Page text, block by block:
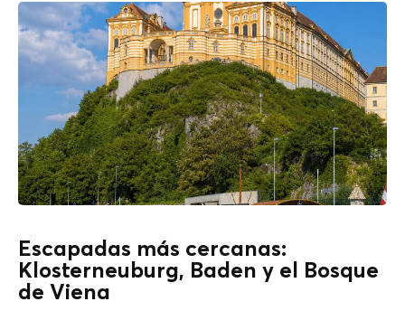
Escapadas más cercanas:
Klosterneuburg, Baden y el Bosque
de Viena